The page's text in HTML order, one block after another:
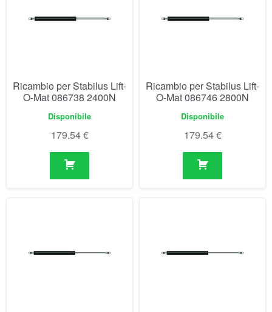
Ricambio per Stabilus Lift-
O-Mat 086738 2400N
Disponibile
179.54€
Ricambio per Stabilus Lift-
O-Mat 086746 2800N
Disponibile
179.54€